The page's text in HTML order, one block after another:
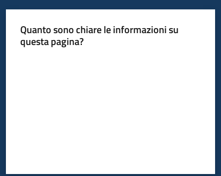
Quanto sono chiare le informazioni su
questa pagina?